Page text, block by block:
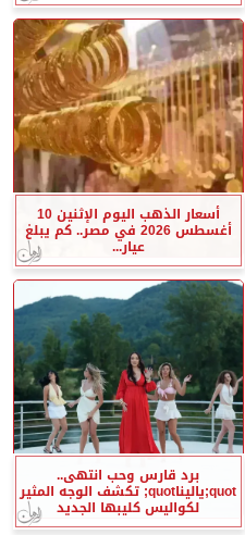
أسعار الذهب اليوم الإثنين 10
أغسطس 2026 في مصر.. كم يبلغ
عيار...
برد قارس وحب انتهى..
quot;ياليناquot; تكشف الوجه المثير
لكواليس كليبها الجديد